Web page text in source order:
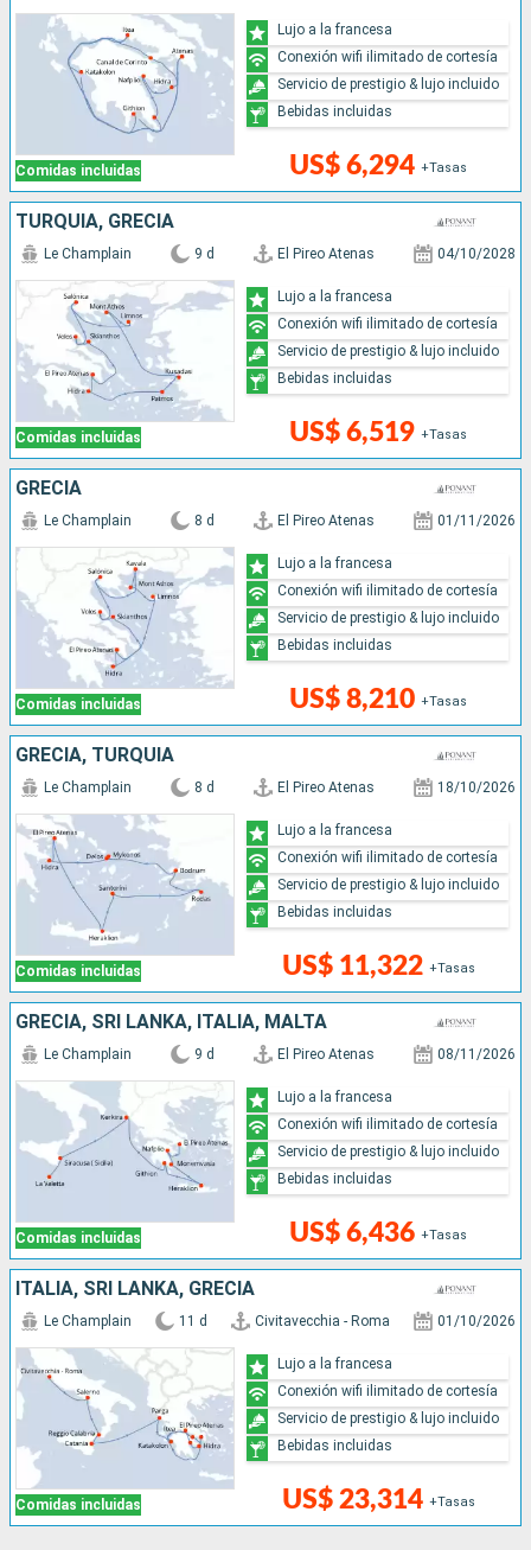
Comidas incluidas US$ 6,294 +Tasas
Lujo a la francesa
Conexión wifi ilimitado de cortesía
Servicio de prestigio & lujo incluido
Bebidas incluidas
TURQUÍA, GRECIA
Comidas incluidas
Le Champlain 9 d El Pireo Atenas 04/10/2028
US$ 6,519 +Tasas
Lujo a la francesa
Conexión wifi ilimitado de cortesía
Servicio de prestigio & lujo incluido
Bebidas incluidas
GRECIA
Comidas incluidas
Le Champlain 8 d El Pireo Atenas 01/11/2026
US$ 8,210 +Tasas
Lujo a la francesa
Conexión wifi ilimitado de cortesía
Servicio de prestigio & lujo incluido
Bebidas incluidas
GRECIA, TURQUÍA
Comidas incluidas
Le Champlain 8 d El Pireo Atenas 18/10/2026
US$ 11,322 +Tasas
Lujo a la francesa
Conexión wifi ilimitado de cortesía
Servicio de prestigio & lujo incluido
Bebidas incluidas
GRECIA, SRI LANKA, ITALIA, MALTA
Comidas incluidas
Le Champlain 9 d El Pireo Atenas 08/11/2026
US$ 6,436 +Tasas
Lujo a la francesa
Conexión wifi ilimitado de cortesía
Servicio de prestigio & lujo incluido
Bebidas incluidas
ITALIA, SRI LANKA, GRECIA
Comidas incluidas
Le Champlain 11 d Civitavecchia - Roma 01/10/2026
US$ 23,314 +Tasas
Lujo a la francesa
Conexión wifi ilimitado de cortesía
Servicio de prestigio & lujo incluido
Bebidas incluidas